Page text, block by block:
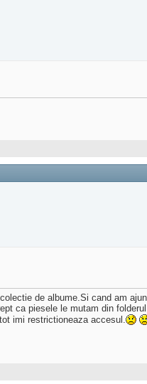
de albume.Si cand am
ca piesele le mutam din
imi restrictioneaza accesul.